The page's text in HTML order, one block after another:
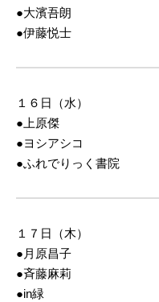
●大濱吾朗
●伊藤悦士
１６日（水）
●上原傑
●ヨシアシコ
●ふれでりっく書院
１７日（木）
●月原昌子
●斉藤麻莉
●in緑